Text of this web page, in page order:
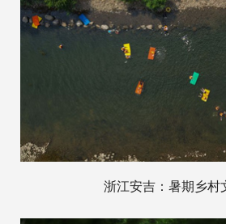
浙江安吉：暑期乡村